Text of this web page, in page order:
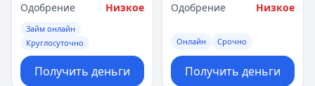
Одобрение
Низкое
Займ онлайн
Круглосуточно
Получить деньги
Одобрение
Низкое
Онлайн Срочно
Получить деньги